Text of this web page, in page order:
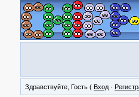
Здравствуйте, Гость ( Вход ·